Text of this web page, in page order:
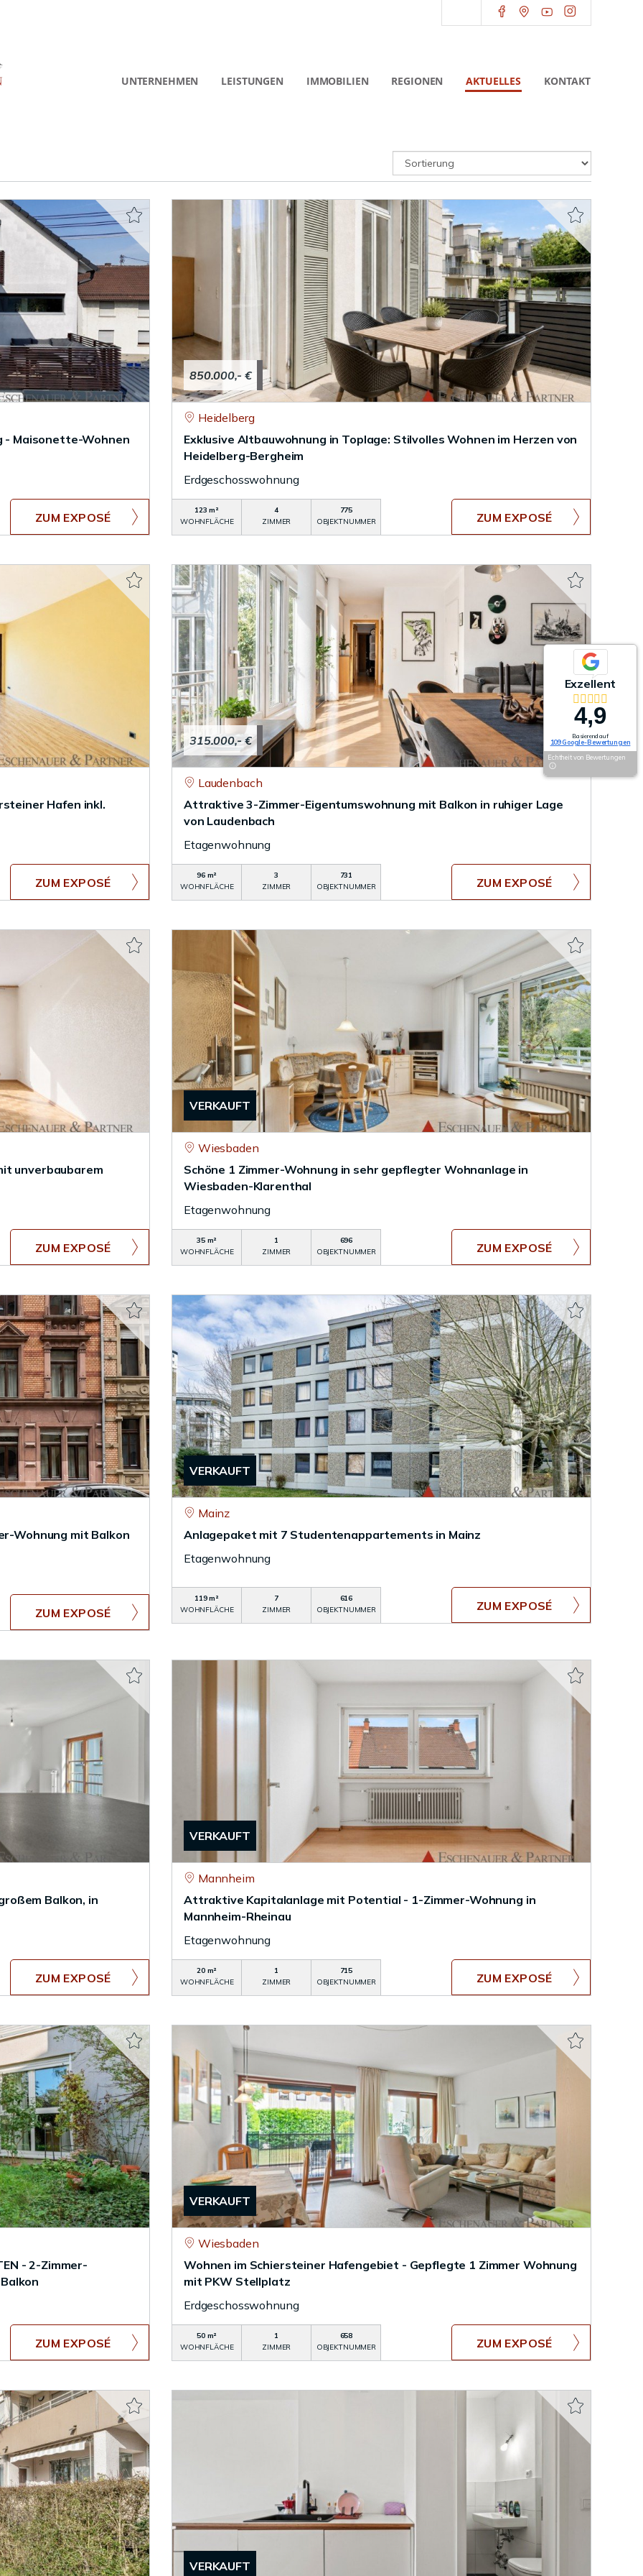
UNTERNEHMEN LEISTUNGEN IMMOBILIEN REGIONEN AKTUELLES KONTAKT
Maisonette-Wohnen
ZUM EXPOSÉ
850.000,- €
Heidelberg
Exklusive Altbauwohnung in Toplage: Stilvolles Wohnen im Herzen von
Heidelberg-Bergheim
Erdgeschosswohnung
123 m²
WOHNFLÄCHE
4
ZIMMER
775
OBJEKTNUMMER
ZUM EXPOSÉ
Hafen inkl.
ZUM EXPOSÉ
315.000,- €
Laudenbach
Attraktive 3-Zimmer-Eigentumswohnung mit Balkon in ruhiger Lage
von Laudenbach
Etagenwohnung
96 m²
WOHNFLÄCHE
3
ZIMMER
731
OBJEKTNUMMER
ZUM EXPOSÉ
unverbaubarem
ZUM EXPOSÉ
VERKAUFT
Wiesbaden
Schöne 1 Zimmer-Wohnung in sehr gepflegter Wohnanlage in
Wiesbaden-Klarenthal
Etagenwohnung
35 m²
WOHNFLÄCHE
1
ZIMMER
696
OBJEKTNUMMER
ZUM EXPOSÉ
Wohnung mit Balkon
ZUM EXPOSÉ
VERKAUFT
Mainz
Anlagepaket mit 7 Studentenappartements in Mainz
Etagenwohnung
119 m²
WOHNFLÄCHE
7
ZIMMER
616
OBJEKTNUMMER
ZUM EXPOSÉ
Balkon, in
ZUM EXPOSÉ
VERKAUFT
Mannheim
Attraktive Kapitalanlage mit Potential - 1-Zimmer-Wohnung in
Mannheim-Rheinau
Etagenwohnung
20 m²
WOHNFLÄCHE
1
ZIMMER
715
OBJEKTNUMMER
ZUM EXPOSÉ
- 2-Zimmer-
ZUM EXPOSÉ
VERKAUFT
Wiesbaden
Wohnen im Schiersteiner Hafengebiet - Gepflegte 1 Zimmer Wohnung
mit PKW Stellplatz
Erdgeschosswohnung
50 m²
WOHNFLÄCHE
1
ZIMMER
658
OBJEKTNUMMER
ZUM EXPOSÉ
VERKAUFT
Exzellent
4,9
Basierend auf
109 Google-Bewertungen
Echtheit von Bewertungen